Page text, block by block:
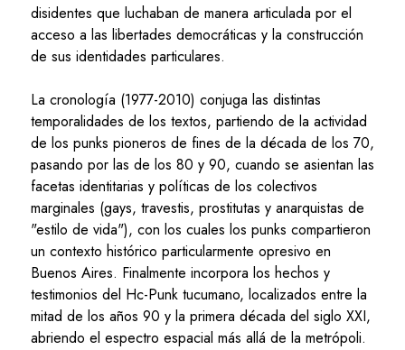
disidentes que luchaban de manera articulada por el
acceso a las libertades democráticas y la construcción
de sus identidades particulares.
La cronología (1977-2010) conjuga las distintas
temporalidades de los textos, partiendo de la actividad
de los punks pioneros de fines de la década de los 70,
pasando por las de los 80 y 90, cuando se asientan las
facetas identitarias y políticas de los colectivos
marginales (gays, travestis, prostitutas y anarquistas de
"estilo de vida"), con los cuales los punks compartieron
un contexto histórico particularmente opresivo en
Buenos Aires. Finalmente incorpora los hechos y
testimonios del Hc-Punk tucumano, localizados entre la
mitad de los años 90 y la primera década del siglo XXI,
abriendo el espectro espacial más allá de la metrópoli.